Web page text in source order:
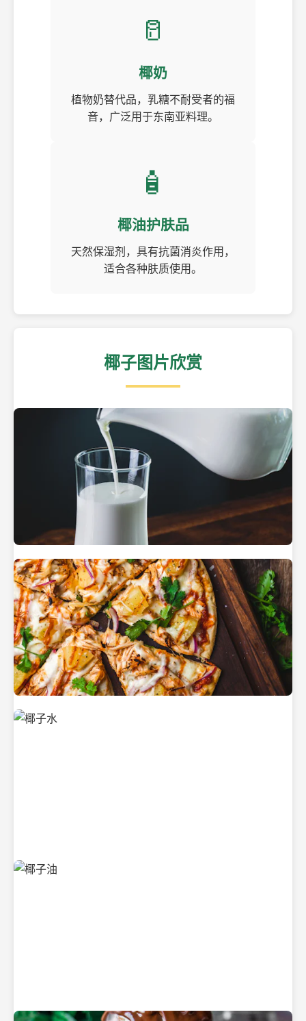
🥛
椰奶
植物奶替代品，乳糖不耐受者的福
音，广泛用于东南亚料理。
🧴
椰油护肤品
天然保湿剂，具有抗菌消炎作用，
适合各种肤质使用。
椰子图片欣赏
热带海滩上的椰子树
新鲜采摘的椰子
清凉解渴的椰子水
纯净的初榨椰子油